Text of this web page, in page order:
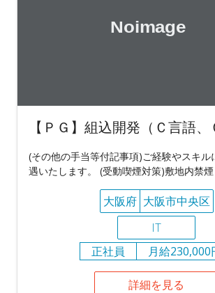
【ＰＧ】組込開発（Ｃ言語、
(その他の手当等付記事項)ご経験やスキル
遇いたします。 (受動喫煙対策)敷地内禁
大阪府 大阪市中央区
IT
正社員
月給230,000
詳細を見る